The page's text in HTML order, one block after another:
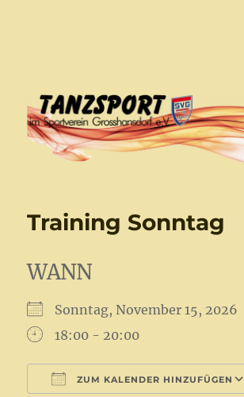
Training Sonntag
WANN
Sonntag, November 15, 2026
18:00 - 20:00
ZUM KALENDER HINZUFÜGEN